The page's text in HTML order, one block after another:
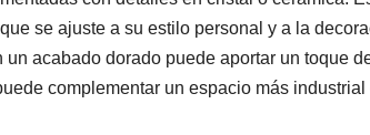
se ajuste a su estilo personal y a la
un acabado dorado puede aportar un toque
complementar un espacio más